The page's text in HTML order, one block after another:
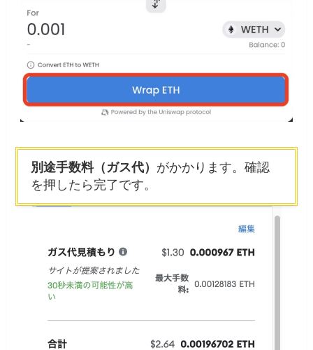
別途手数料（ガス代） がかかります。確認
を押したら完了です。